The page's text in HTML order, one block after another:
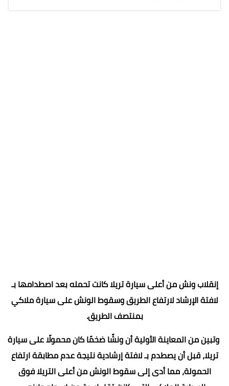
إنقلاب ونش من أعلى سيارة تريلا كانت تحمله بعد اصطدامها بـ
لافتة الإرشاد لارتفاع الطريق وسقوط الونش على سيارة ملاكي
بمنتصف الطريق.
وتبين من المعاينة الأولية أن ونشًا ضخمًا كان محمولًا على سيارة
تريلا، قبل أن يصطدم بـ لافتة إرشادية نتيجة عدم مطابقة ارتفاع
الحمولة، مما أدى إلى سقوط الونش من أعلى التريلا فوق